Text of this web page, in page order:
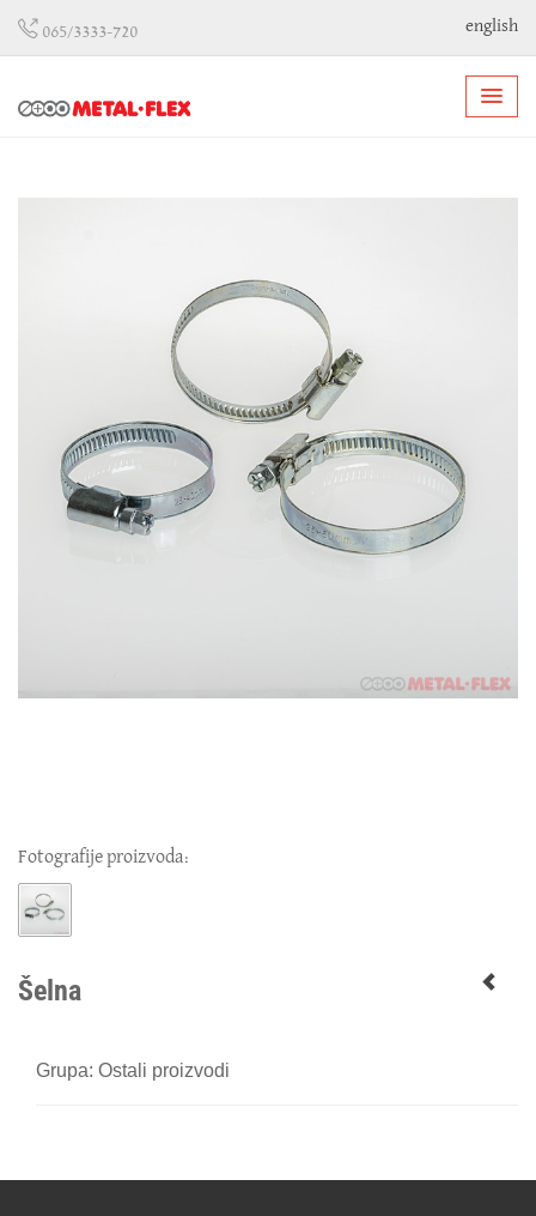
065/3333-720 english
Fotografije proizvoda:
Šelna
Grupa: Ostali proizvodi